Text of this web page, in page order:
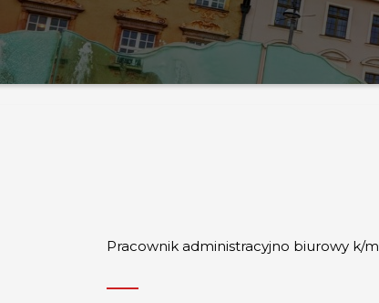
Pracownik administracyjno biurowy k/m